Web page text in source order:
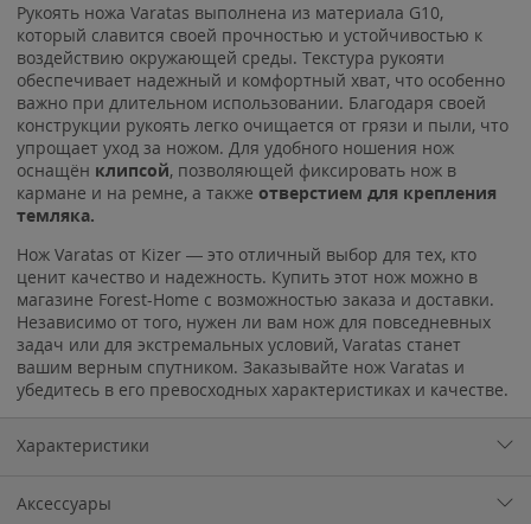
Рукоять ножа Varatas выполнена из материала G10,
который славится своей прочностью и устойчивостью к
воздействию окружающей среды. Текстура рукояти
обеспечивает надежный и комфортный хват, что особенно
важно при длительном использовании. Благодаря своей
конструкции рукоять легко очищается от грязи и пыли, что
упрощает уход за ножом. Для удобного ношения нож
оснащён клипсой, позволяющей фиксировать нож в
кармане и на ремне, а также отверстием для крепления
темляка.
Нож Varatas от Kizer — это отличный выбор для тех, кто
ценит качество и надежность. Купить этот нож можно в
магазине Forest-Home с возможностью заказа и доставки.
Независимо от того, нужен ли вам нож для повседневных
задач или для экстремальных условий, Varatas станет
вашим верным спутником. Заказывайте нож Varatas и
убедитесь в его превосходных характеристиках и качестве.
Характеристики
Аксессуары